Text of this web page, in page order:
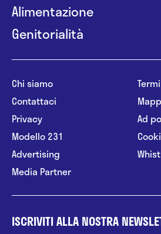
Alimentazione
Genitorialità
Chi siamo
Contattaci
Privacy
Modello 231
Advertising
Media Partner
Ad
ISCRIVITI ALLA NOSTRA